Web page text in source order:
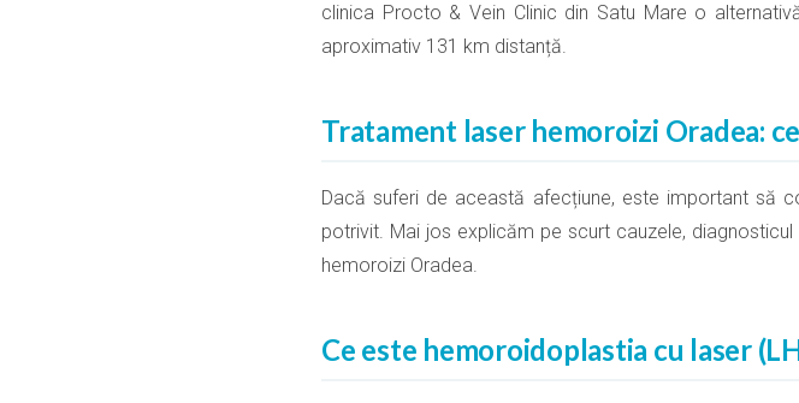
clinica Procto & Vein Clinic din Satu Mare o
aproximativ 131 km distanță.
Tratament laser hemoroizi Oradea:
Dacă suferi de această afecțiune, este important să
potrivit. Mai jos explicăm pe scurt cauzele,
hemoroizi Oradea.
Ce este hemoroidoplastia cu laser